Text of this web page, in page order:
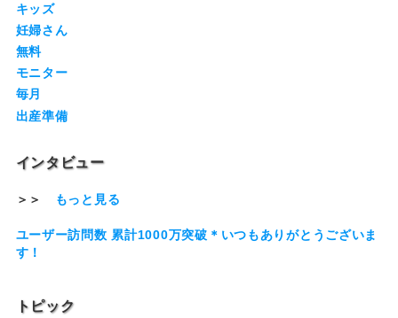
キッズ
妊婦さん
無料
モニター
毎月
出産準備
インタビュー
＞＞ もっと見る
ユーザー訪問数 累計1000万突破＊いつもありがとうございま
す！
トピック